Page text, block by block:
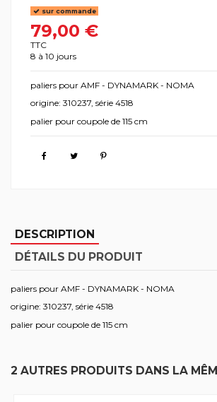
sur commande
79,00 €
TTC
8 à 10 jours
paliers pour AMF - DYNAMARK - NOMA
origine: 310237, série 4518
palier pour coupole de 115 cm
DESCRIPTION
DÉTAILS DU PRODUIT
paliers pour AMF - DYNAMARK - NOMA
origine: 310237, série 4518
palier pour coupole de 115 cm
2 AUTRES PRODUITS DANS LA